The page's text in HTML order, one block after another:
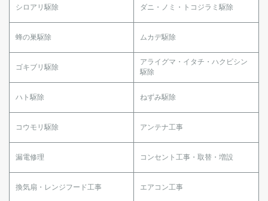
シロアリ駆除 ダニ・ノミ・トコジラミ駆除
蜂の巣駆除 ムカデ駆除
ゴキブリ駆除
アライグマ・イタチ・ハクビシン
駆除
ハト駆除 ねずみ駆除
コウモリ駆除 アンテナ工事
漏電修理 コンセント工事・取替・増設
換気扇・レンジフード工事 エアコン工事